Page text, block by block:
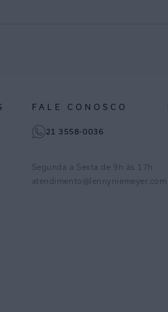
FALE CONOSCO
21 3558-0036
Segunda a Sexta de 9h às 17h
atendimento@lennyniemeyer.com